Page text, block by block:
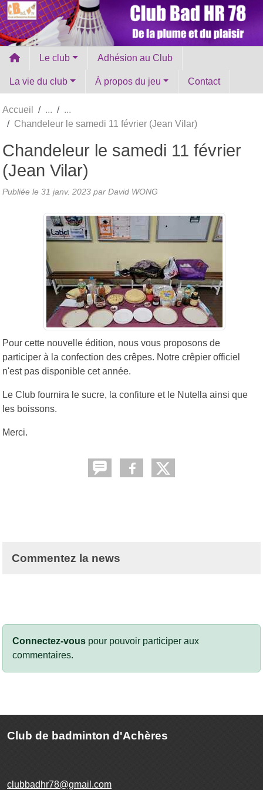
Le club Adhésion au Club
La vie du club À propos du jeu Contact
Accueil
Chandeleur le samedi 11 février (Jean Vilar)
Chandeleur le samedi 11 février
(Jean Vilar)
Publiée le 31 janv. 2023 par David WONG
Pour cette nouvelle édition, nous vous proposons de
participer à la confection des crêpes. Notre crêpier officiel
n'est pas disponible cet année.
Le Club fournira le sucre, la confiture et le Nutella ainsi que
les boissons.
Merci.
Commentez la news
Connectez-vous pour pouvoir participer aux
commentaires.
Club de badminton d'Achères
clubbadhr78@gmail.com
Panneau de gestion des cookies